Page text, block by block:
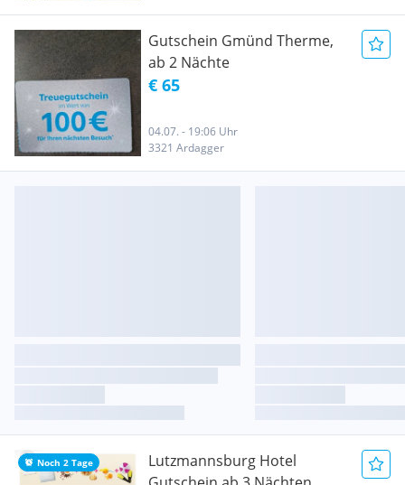
Gutschein Gmünd Therme,
ab 2 Nächte
€ 65
04.07. - 19:06 Uhr
3321 Ardagger
Noch 2 Tage
Lutzmannsburg Hotel